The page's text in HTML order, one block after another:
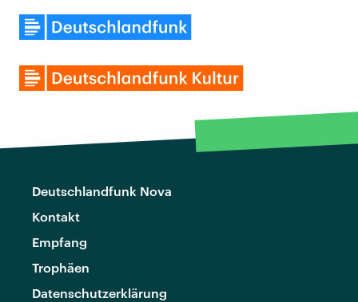
Deutschlandfunk Nova
Kontakt
Empfang
Trophäen
Datenschutzerklärung